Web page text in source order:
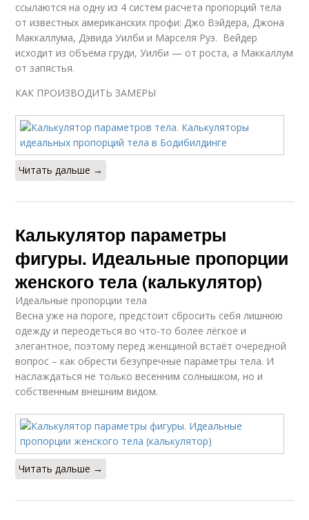
ссылаются на одну из 4 систем расчета пропорций тела
от известных американских профи: Джо Вэйдера, Джона
Маккаллума, Дэвида Уилби и Марселя Руэ. Вейдер
исходит из объема груди, Уилби — от роста, а Маккаллум
от запястья.
КАК ПРОИЗВОДИТЬ ЗАМЕРЫ
Читать дальше →
Калькулятор параметры
фигуры. Идеальные пропорции
женского тела (калькулятор)
Идеальные пропорции тела
Весна уже на пороге, предстоит сбросить себя лишнюю
одежду и переодеться во что-то более лёгкое и
элегантное, поэтому перед женщиной встаёт очередной
вопрос – как обрести безупречные параметры тела. И
наслаждаться не только весенним солнышком, но и
собственным внешним видом.
Читать дальше →